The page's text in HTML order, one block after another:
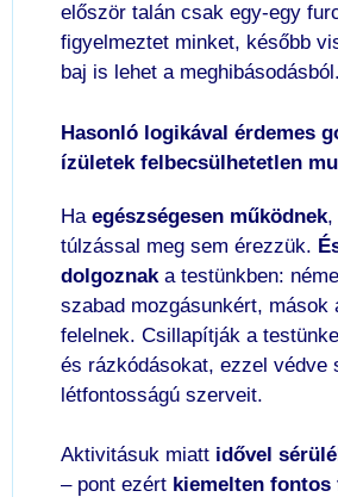
először talán csak egy-egy
figyelmeztet minket, később
baj is lehet a meghibásodásból.
Hasonló logikával érdemes
ízületek felbecsülhetetlen
Ha egészségesen működnek,
túlzással meg sem érezzük.
dolgoznak a testünkben:
szabad mozgásunkért, mások
felelnek. Csillapítják a
és rázkódásokat, ezzel védve
létfontosságú szerveit.
Aktivitásuk miatt idővel
– pont ezért kiemelten fontos